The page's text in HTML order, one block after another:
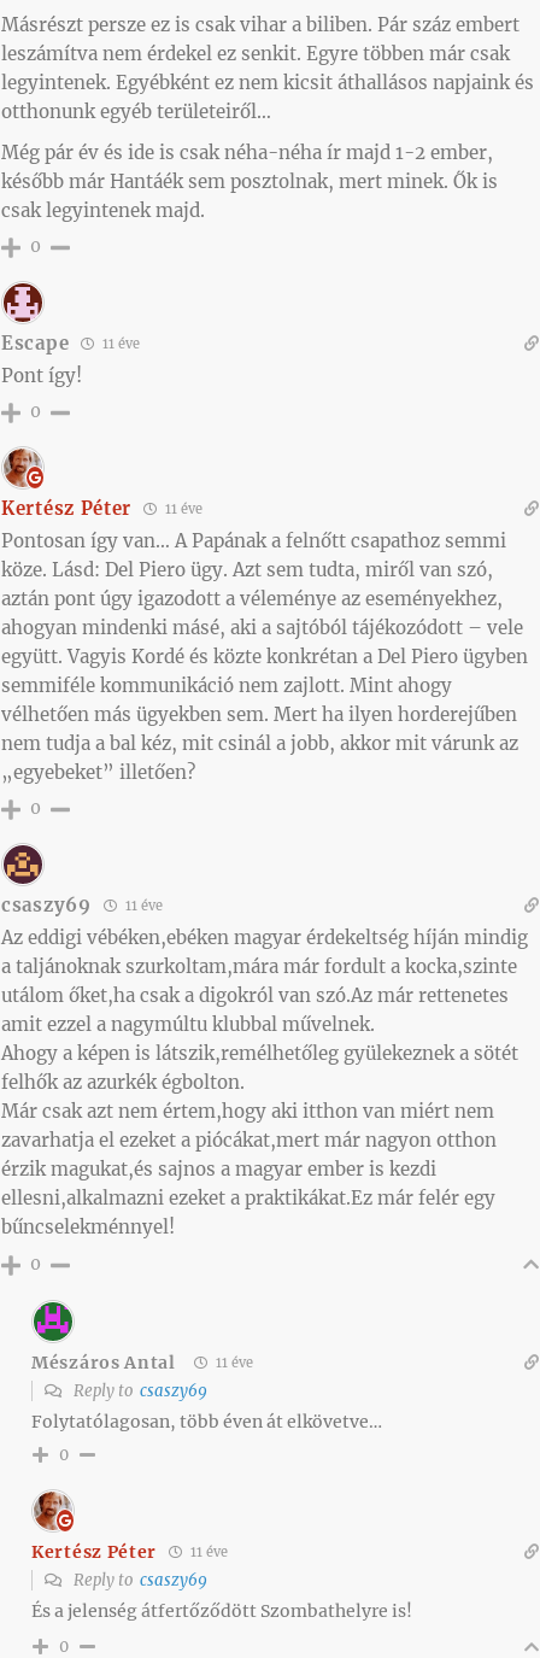
Másrészt persze ez is csak vihar a biliben. Pár száz embert
leszámítva nem érdekel ez senkit. Egyre többen már csak
legyintenek. Egyébként ez nem kicsit áthallásos napjaink és
otthonunk egyéb területeiről…
Még pár év és ide is csak néha-néha ír majd 1-2 ember,
később már Hantáék sem posztolnak, mert minek. Ők is
csak legyintenek majd.
0
Escape 11 éve
Pont így!
0
Kertész Péter 11 éve
Pontosan így van… A Papának a felnőtt csapathoz semmi
köze. Lásd: Del Piero ügy. Azt sem tudta, miről van szó,
aztán pont úgy igazodott a véleménye az eseményekhez,
ahogyan mindenki másé, aki a sajtóból tájékozódott – vele
együtt. Vagyis Kordé és közte konkrétan a Del Piero ügyben
semmiféle kommunikáció nem zajlott. Mint ahogy
vélhetően más ügyekben sem. Mert ha ilyen horderejűben
nem tudja a bal kéz, mit csinál a jobb, akkor mit várunk az
„egyebeket” illetően?
0
csaszy69 11 éve
Az eddigi vébéken,ebéken magyar érdekeltség híján mindig
a taljánoknak szurkoltam,mára már fordult a kocka,szinte
utálom őket,ha csak a digokról van szó.Az már rettenetes
amit ezzel a nagymúltu klubbal művelnek.
Ahogy a képen is látszik,remélhetőleg gyülekeznek a sötét
felhők az azurkék égbolton.
Már csak azt nem értem,hogy aki itthon van miért nem
zavarhatja el ezeket a piócákat,mert már nagyon otthon
érzik magukat,és sajnos a magyar ember is kezdi
ellesni,alkalmazni ezeket a praktikákat.Ez már felér egy
bűncselekménnyel!
0
Mészáros Antal 11 éve
Reply to csaszy69
Folytatólagosan, több éven át elkövetve…
0
Kertész Péter 11 éve
Reply to csaszy69
És a jelenség átfertőződött Szombathelyre is!
0